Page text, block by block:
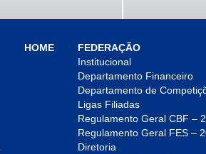
HOME
FEDERAÇÃO
Institucional
Departamento Financeiro
Departamento de
Ligas Filiadas
Regulamento Geral CBF –
Regulamento Geral FES –
Diretoria